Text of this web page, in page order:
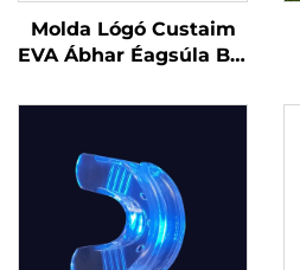
Molda Lógó Custaim
EVA Ábhar Éagsúla Bol
Cosanta Peile do
Cosanta
Denthóireachta do
Spóirt Peile